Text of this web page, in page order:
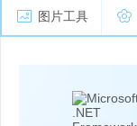
图片工具